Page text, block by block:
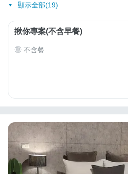
顯示全部(19)
揪你專案(不含早餐)
不含餐